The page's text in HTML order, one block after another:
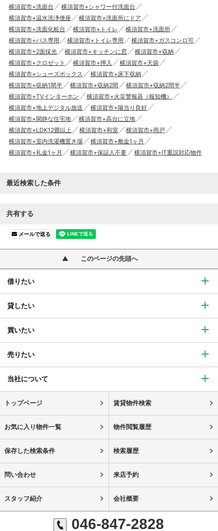
横須賀市+洗面台
横須賀市+シャワー付洗面台
横須賀市+温水洗浄便座
横須賀市+洗面所にドア
横須賀市+洗面化粧台
横須賀市+トイレ
横須賀市+洗面所
横須賀市+バス専用
横須賀市+トイレ専用
横須賀市+ガスコンロ可
横須賀市+2面採光
横須賀市+キッチンに窓
横須賀市+収納
横須賀市+クロゼット
横須賀市+押入
横須賀市+天袋
横須賀市+シューズボックス
横須賀市+床下収納
横須賀市+収納1間半
横須賀市+収納2間
横須賀市+収納2間半
横須賀市+TVインターホン
横須賀市+火災警報器（報知機）
横須賀市+地上デジタル放送
横須賀市+陽当り良好
横須賀市+閑静な住宅地
横須賀市+高台に立地
横須賀市+LDK12畳以上
横須賀市+和室
横須賀市+雨戸
横須賀市+室内洗濯機置き場
横須賀市+敷金1ヶ月
横須賀市+礼金1ヶ月
横須賀市+保証人不要 横須賀市+IT重説対応物件
最近検索した条件
共有する
メールで送る
このページの先頭へ
借りたい
貸したい
買いたい
売りたい
当社について
トップページ 賃貸物件検索
お気に入り物件一覧 物件閲覧履歴
保存した検索条件 検索履歴
問い合わせ 来店予約
スタッフ紹介 会社概要
046-847-2828